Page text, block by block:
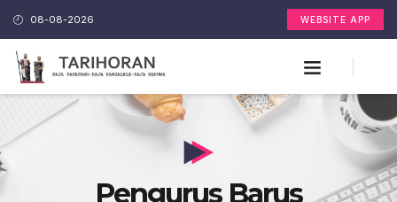
08-08-2026 WEBSITE APP
Pengurus Barus